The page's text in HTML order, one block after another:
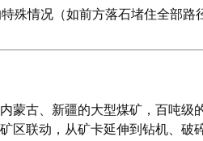
殊情况（如前方落石堵住全部路
蒙古、新疆的大型煤矿，百吨级
区联动，从矿卡延伸到钻机、破